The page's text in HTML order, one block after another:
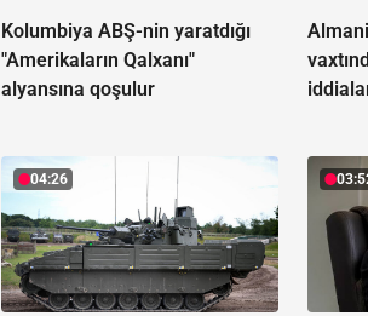
Kolumbiya ABŞ-nin yaratdığı
"Amerikaların Qalxanı"
alyansına qoşulur
04:26